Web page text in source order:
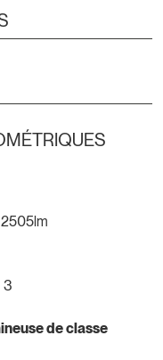
2505lm
3
de classe